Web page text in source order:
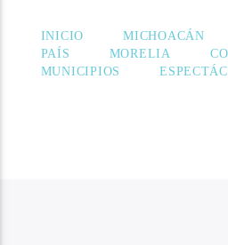
INICIO MICHOACÁN
PAÍS
MORELIA
MUNICIPIOS